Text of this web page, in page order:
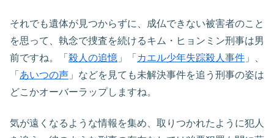
それでも遺体が見つからずに、成仏できない被害者のこと
を思って、執念で捜査を続けるキム・ヒョンミン刑事は男
前ですね。「 殺人の追憶 」「 カエル少年失踪殺人事件 」、
「 あいつの声 」などを見ても未解決事件を追う刑事の姿は
どこかオーバーラップしますね。
気が遠くなるような情報を集め、取りつかれたように犯人